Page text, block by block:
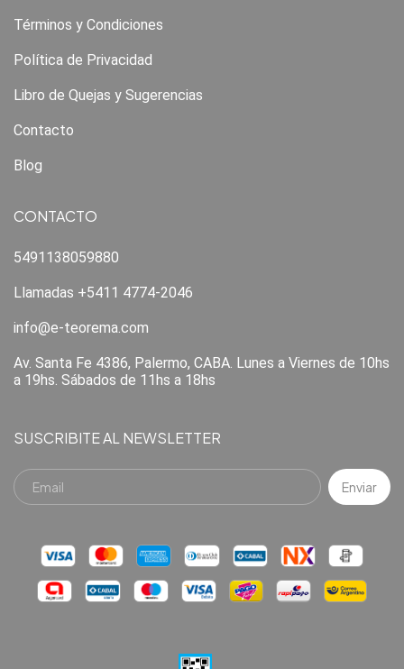
Términos y Condiciones
Política de Privacidad
Libro de Quejas y Sugerencias
Contacto
Blog
CONTACTO
5491138059880
Llamadas +5411 4774-2046
info@e-teorema.com
Av. Santa Fe 4386, Palermo, CABA. Lunes a Viernes de 10hs
a 19hs. Sábados de 11hs a 18hs
SUSCRIBITE AL NEWSLETTER